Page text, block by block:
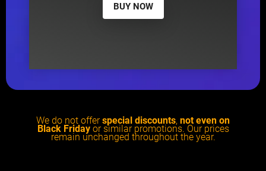
BUY NOW
We do not offerspecial discounts, not even on
Black Fridayor similar promotions. Our prices
remain unchanged throughout the year.